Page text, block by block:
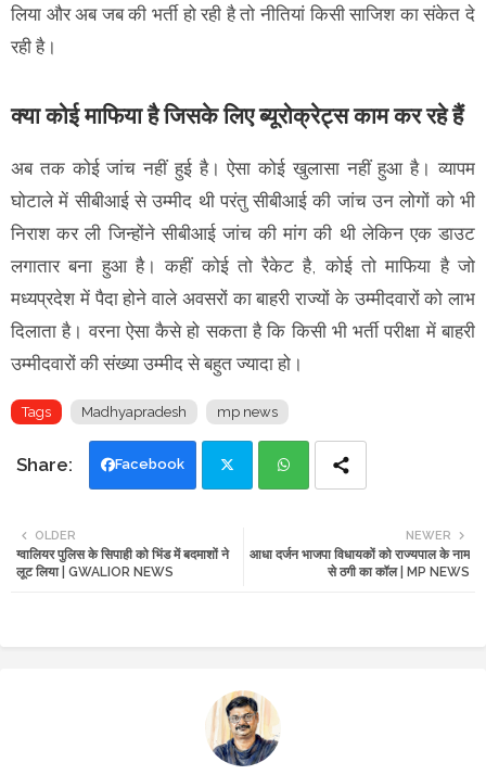
लिया और अब जब की भर्ती हो रही है तो नीतियां किसी साजिश का संकेत दे
रही है।
क्या कोई माफिया है जिसके लिए ब्यूरोक्रेट्स काम कर रहे हैं
अब तक कोई जांच नहीं हुई है। ऐसा कोई खुलासा नहीं हुआ है। व्यापम
घोटाले में सीबीआई से उम्मीद थी परंतु सीबीआई की जांच उन लोगों को भी
निराश कर ली जिन्होंने सीबीआई जांच की मांग की थी लेकिन एक डाउट
लगातार बना हुआ है। कहीं कोई तो रैकेट है, कोई तो माफिया है जो
मध्यप्रदेश में पैदा होने वाले अवसरों का बाहरी राज्यों के उम्मीदवारों को लाभ
दिलाता है। वरना ऐसा कैसे हो सकता है कि किसी भी भर्ती परीक्षा में बाहरी
उम्मीदवारों की संख्या उम्मीद से बहुत ज्यादा हो।
Tags Madhyapradesh mp news
Facebook
tte ats
NEWER
आधा दर्जन भाजपा विधायकों को राज्यपाल के नाम
से ठगी का कॉल | MP NEWS
OLDER
ग्वालियर पुलिस के सिपाही को भिंड में बदमाशों ने
लूट लिया | GWALIOR NEWS